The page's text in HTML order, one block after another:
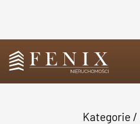
Kategorie /